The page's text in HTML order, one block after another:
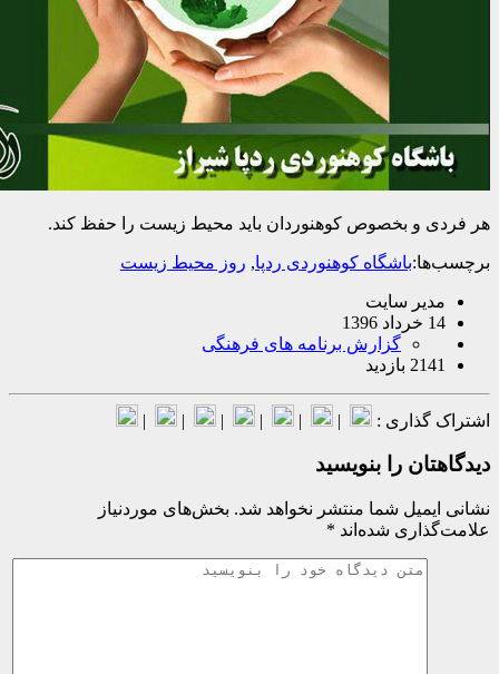
و بخصوص کوهنوردان باید محیط زیست را حفظ کند.
باشگاه کوهنوردی ردپا, روز محیط زیست
سایت
گزارش برنامه های فرهنگی
:
|
|
|
|
|
|
را بنویسید
شما منتشر نخواهد شد. بخش‌های موردنیاز
شده‌اند*